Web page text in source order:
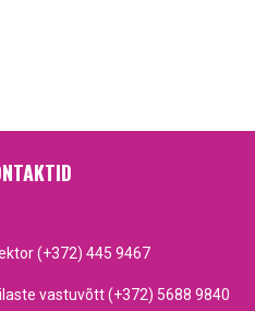
(+372) 445 9467
vastuvõtt (+372) 5688 9840